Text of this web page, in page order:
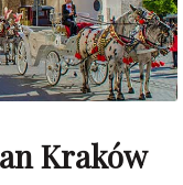
Kraków